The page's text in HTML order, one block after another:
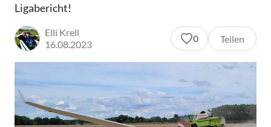
Ligabericht!
Elli Krell
16.08.2023
0 Teilen